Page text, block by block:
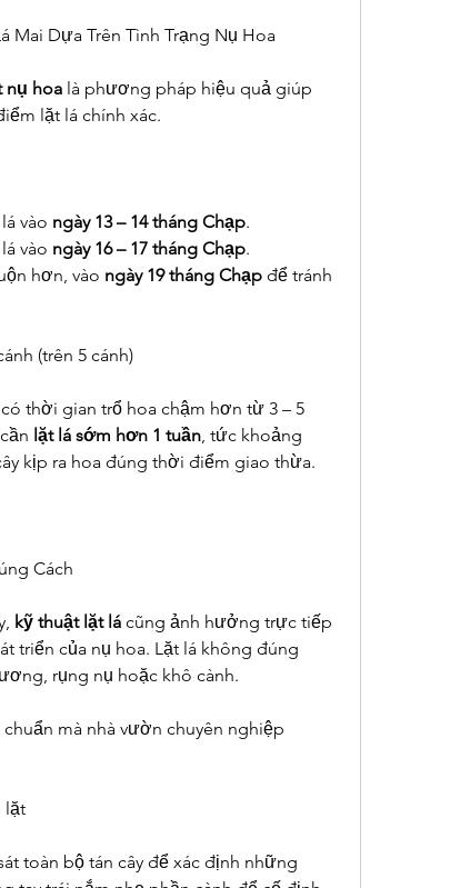
Mai Dựa Trên Tình Trạng Nụ Hoa
nụ hoa là phương pháp hiệu quả giúp
lặt lá chính xác.
vào ngày 13 – 14 tháng Chạp.
vào ngày 16 – 17 tháng Chạp.
hơn, vào ngày 19 tháng Chạp để tránh
(trên 5 cánh)
thời gian trổ hoa chậm hơn từ 3 – 5
lặt lá sớm hơn 1 tuần
kịp ra hoa đúng thời điểm giao thừa.
Cách
kỹ thuật lặt lá cũng ảnh hưởng trực tiếp
triển của nụ hoa. Lặt lá không đúng
rụng nụ hoặc khô cành.
mà nhà vườn chuyên nghiệp
lặt
toàn bộ tán cây để xác định những